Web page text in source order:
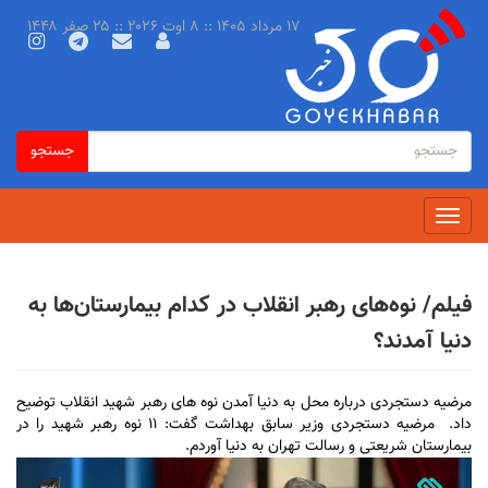
فرم
جستجو
جستجو
جستجو
Toggle
navigation
۱۷ مرداد ۱۴۰۵ :: ۸ اوت ۲۰۲۶ :: ۲۵ صفر ۱۴۴۸
فیلم/ نوه‌های رهبر انقلاب در کدام بیمارستان‌ها به
دنیا آمدند؟
مرضیه دستجردی درباره محل به دنیا آمدن نوه های رهبر شهید انقلاب توضیح
داد. مرضیه دستجردی وزیر سابق بهداشت گفت: ۱۱ نوه رهبر شهید را در
بیمارستان شریعتی و رسالت تهران به دنیا آوردم.